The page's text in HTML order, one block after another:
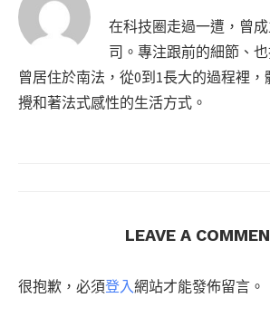
在科技圈走過一遭，曾
司。專注跟前的細節、
曾居住於南法，從0到1長大的過程裡
攪和著法式感性的生活方式。
LEAVE A
很抱歉，必須登入網站才能發佈留言。